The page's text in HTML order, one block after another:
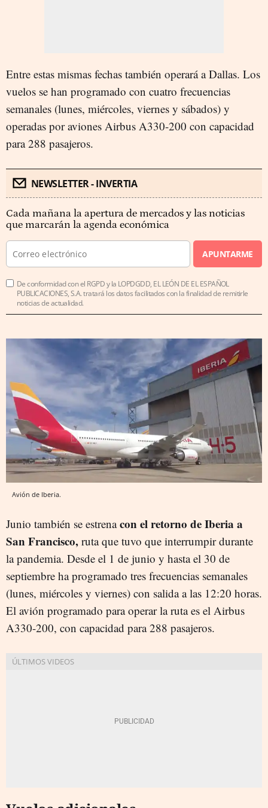
Entre estas mismas fechas también operará a Dallas. Los
vuelos se han programado con cuatro frecuencias
semanales (lunes, miércoles, viernes y sábados) y
operadas por aviones Airbus A330-200 con capacidad
para 288 pasajeros.
NEWSLETTER - INVERTIA
Cada mañana la apertura de mercados y las noticias
que marcarán la agenda económica
APUNTARME
De conformidad con el RGPD y la LOPDGDD, EL LEÓN DE EL ESPAÑOL
PUBLICACIONES, S.A. tratará los datos facilitados con la finalidad de remitirle
noticias de actualidad.
Avión de Iberia.
Junio también se estrenacon el retorno de Iberia a
San Francisco, ruta que tuvo que interrumpir durante
la pandemia. Desde el 1 de junio y hasta el 30 de
septiembre ha programado tres frecuencias semanales
(lunes, miércoles y viernes) con salida a las 12:20 horas.
El avión programado para operar la ruta es el Airbus
A330-200, con capacidad para 288 pasajeros.